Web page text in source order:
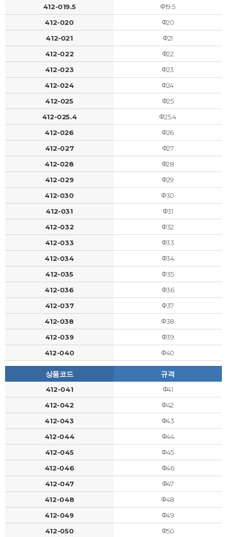
412-019.5
Φ19.5
412-020
Φ20
412-021
Φ21
412-022
Φ22
412-023
Φ23
412-024
Φ24
412-025
Φ25
412-025.4
Φ25.4
412-026
Φ26
412-027
Φ27
412-028
Φ28
412-029
Φ29
412-030
Φ30
412-031
Φ31
412-032
Φ32
412-033
Φ33
412-034
Φ34
412-035
Φ35
412-036
Φ36
412-037
Φ37
412-038
Φ38
412-039
Φ39
412-040
Φ40
상품코드 규격
412-041
Φ41
412-042
Φ42
412-043
Φ43
412-044
Φ44
412-045
Φ45
412-046
Φ46
412-047
Φ47
412-048
Φ48
412-049
Φ49
412-050
Φ50